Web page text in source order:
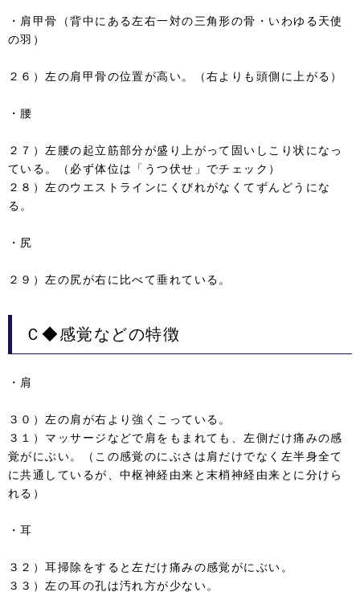
・肩甲骨（背中にある左右一対の三角形の骨・いわゆる天使
の羽）
２６）左の肩甲骨の位置が高い。（右よりも頭側に上がる）
・腰
２７）左腰の起立筋部分が盛り上がって固いしこり状になっ
ている。（必ず体位は「うつ伏せ」でチェック）
２８）左のウエストラインにくびれがなくてずんどうにな
る。
・尻
２９）左の尻が右に比べて垂れている。
Ｃ◆感覚などの特徴
・肩
３０）左の肩が右より強くこっている。
３１）マッサージなどで肩をもまれても、左側だけ痛みの感
覚がにぶい。（この感覚のにぶさは肩だけでなく左半身全て
に共通しているが、中枢神経由来と末梢神経由来とに分けら
れる）
・耳
３２）耳掃除をすると左だけ痛みの感覚がにぶい。
３３）左の耳の孔は汚れ方が少ない。